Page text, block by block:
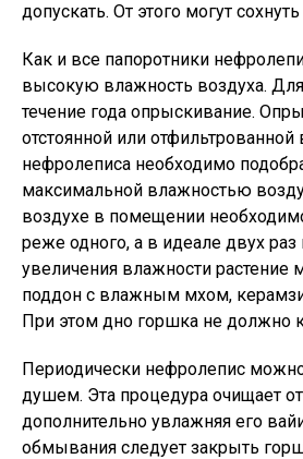
допускать. От этого могут
Как и все папоротники
высокую влажность воздуха.
течение года опрыскивание.
отстоянной или
нефролеписа необходимо
максимальной влажностью
воздухе в помещении
реже одного, а в идеале двух
увеличения влажности растение
поддон с влажным мхом,
При этом дно горшка не должно
Периодически нефролепис
душем. Эта процедура очищает
дополнительно увлажняя его
обмывания следует закрыть